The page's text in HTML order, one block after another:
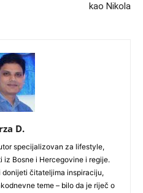
kao Nikola
D.
specijalizovan za lifestyle,
Bosne i Hercegovine i regije.
čitateljima inspiraciju,
teme – bilo da je riječ o